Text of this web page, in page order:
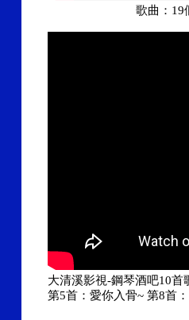
歌曲：19
大清溪影視-鋼琴酒吧10首
第5首：愛你入骨~ 第8首